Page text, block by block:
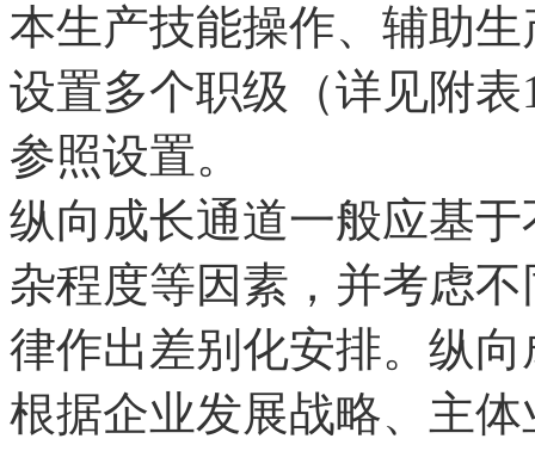
本生产技能操作、辅助
设置多个职级（详见附
参照设置。
纵向成长通道一般应基
杂程度等因素，并考虑
律作出差别化安排。纵
根据企业发展战略、主